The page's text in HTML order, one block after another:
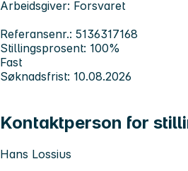
Arbeidsgiver: Forsvaret
Referansenr.: 5136317168
Stillingsprosent: 100%
Fast
Søknadsfrist: 10.08.2026
Kontaktperson for
Hans Lossius